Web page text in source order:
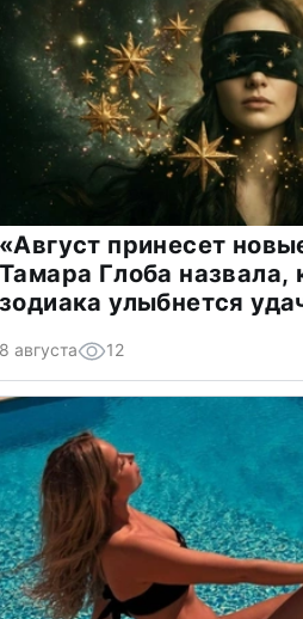
«Август принесет
Тамара Глоба назвала,
зодиака улыбнется
8 августа 12